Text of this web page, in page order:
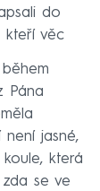
do
kteří věc
Pána
není jasné,
koule, která
se ve